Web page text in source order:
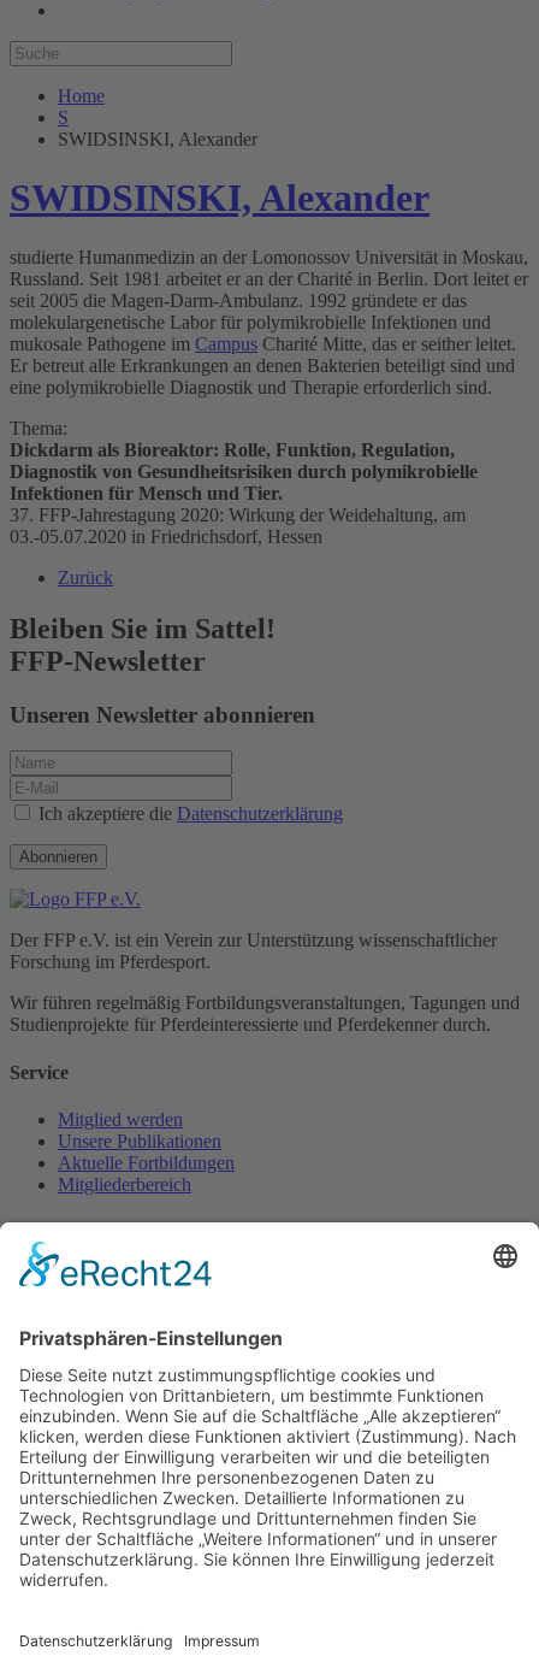
Home
S
SWIDSINSKI, Alexander
SWIDSINSKI, Alexander
studierte Humanmedizin an der Lomonossov Universität in Moskau,
Russland. Seit 1981 arbeitet er an der Charité in Berlin. Dort leitet er
seit 2005 die Magen-Darm-Ambulanz. 1992 gründete er das
molekulargenetische Labor für polymikrobielle Infektionen und
mukosale Pathogene im Campus Charité Mitte, das er seither leitet.
Er betreut alle Erkrankungen an denen Bakterien beteiligt sind und
eine polymikrobielle Diagnostik und Therapie erforderlich sind.
Thema:
Dickdarm als Bioreaktor: Rolle, Funktion, Regulation,
Diagnostik von Gesundheitsrisiken durch polymikrobielle
Infektionen für Mensch und Tier.
37. FFP-Jahrestagung 2020: Wirkung der Weidehaltung, am
03.-05.07.2020 in Friedrichsdorf, Hessen
Zurück
Bleiben Sie im Sattel!
FFP-Newsletter
Unseren Newsletter abonnieren
Ich akzeptiere die Datenschutzerklärung
Abonnieren
Der FFP e.V. ist ein Verein zur Unterstützung wissenschaftlicher
Forschung im Pferdesport.
Wir führen regelmäßig Fortbildungs­veranstaltungen, Tagungen und
Studienprojekte für Pferde­interessierte und Pferde­kenner durch.
Service
Mitglied werden
Unsere Publikationen
Aktuelle Fortbildungen
Mitgliederbereich
FFP e.V.
52428 Jülich
Fon. 02461-340 430
Diese E-Mail-Adresse ist vor Spambots geschützt! Zur Anzeige
muss JavaScript eingeschaltet sein.
www.ffp-ev.de
Bankverbindung
Sparkasse Essen
DE69 3605 0105 0006 4637 98